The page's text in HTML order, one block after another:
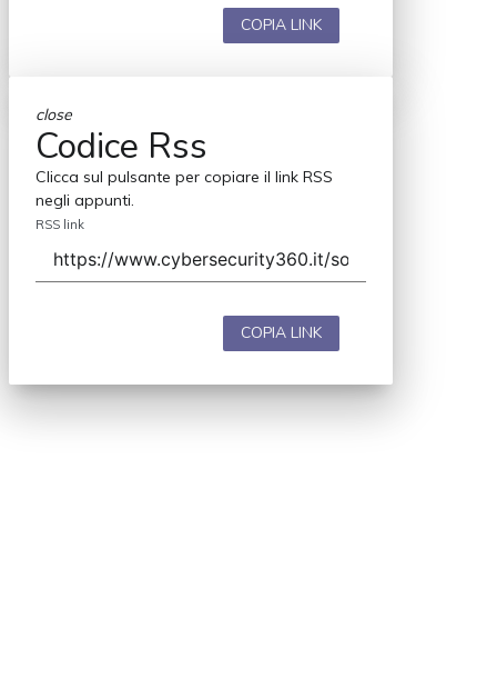
COPIA LINK
close
Codice Rss
Clicca sul pulsante per copiare il link RSS
negli appunti.
RSS link
COPIA LINK